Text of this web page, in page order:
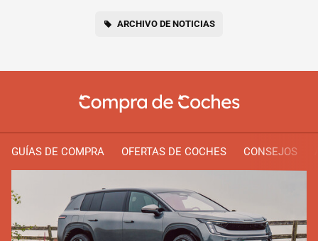
ARCHIVO DE NOTICIAS
GUÍAS DE COMPRA OFERTAS DE COCHES CONSEJOS